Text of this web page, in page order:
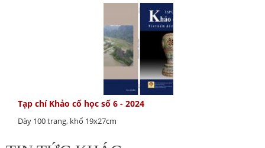
Tạp chí Khảo cổ học số 6 - 2024
Dày 100 trang, khổ 19x27cm